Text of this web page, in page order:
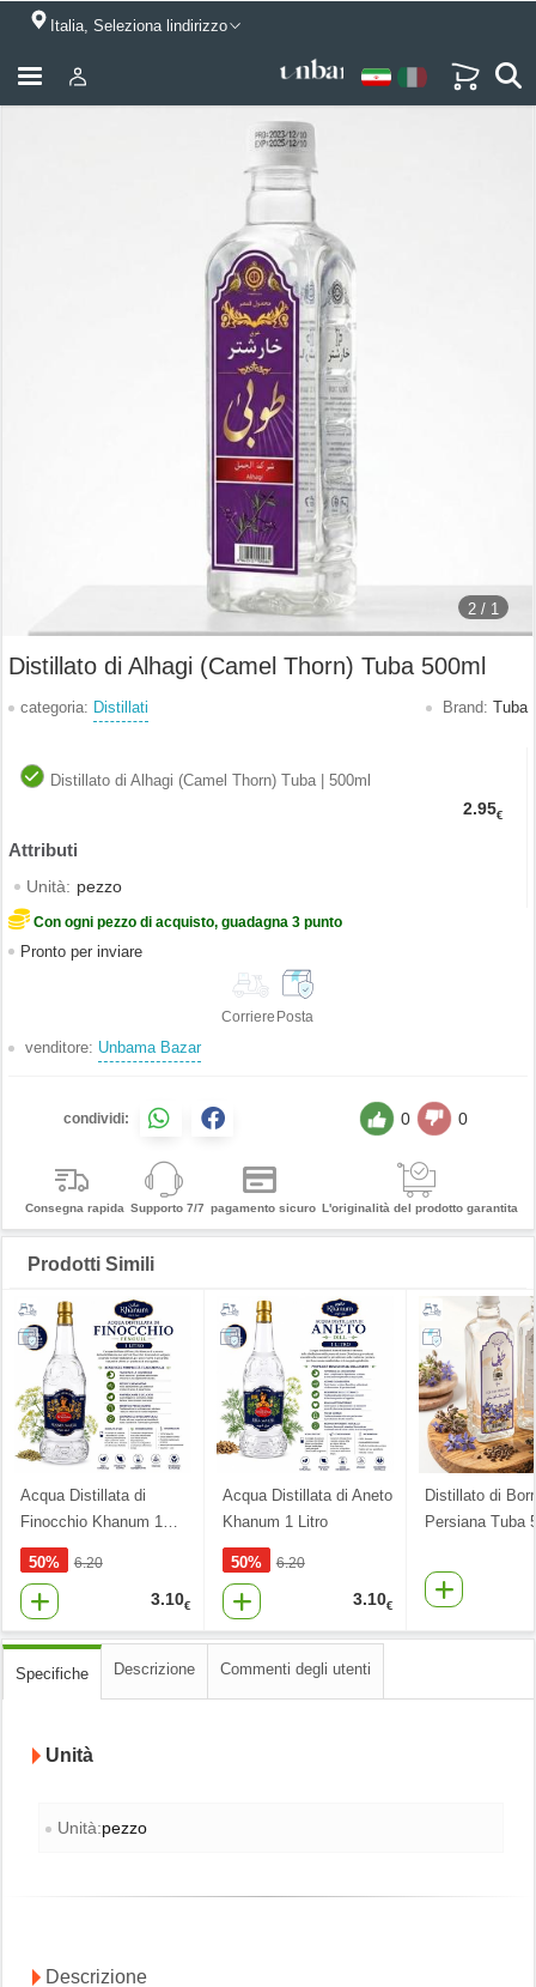
Italia, Seleziona lindirizzo
2 / 1
Distillato di Alhagi (Camel Thorn) Tuba 500ml
categoria: Distillati Brand: Tuba
Distillato di Alhagi (Camel Thorn) Tuba | 500ml
2.95€
Unità: pezzo
Con ogni pezzo di acquisto, guadagna 3 punto
Pronto per inviare
Corriere Posta
venditore: Unbama Bazar
condividi: 0 0
Consegna rapida Supporto 7/7 pagamento sicuro L'originalità del prodotto garantita
Prodotti Simili
Acqua Distillata di
Finocchio Khanum 1…
50% 6.20
3.10€
Acqua Distillata di Aneto
Khanum 1 Litro
50% 6.20
3.10€
Distillato di
Persiana Tuba
Specifiche Descrizione Commenti degli utenti
Unità
Unità:pezzo
Descrizione